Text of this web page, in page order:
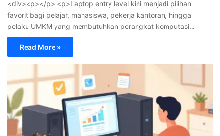
<div><p></p> <p>Laptop entry level kini menjadi pilihan
favorit bagi pelajar, mahasiswa, pekerja kantoran, hingga
pelaku UMKM yang membutuhkan perangkat komputasi…
Read More »